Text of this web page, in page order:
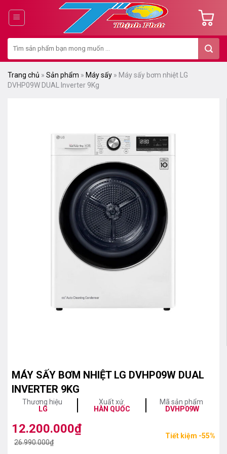
dung
kiếm:
Trang chủ » Sản phẩm » Máy sấy » Máy sấy bơm nhiệt LG
DVHP09W DUAL Inverter 9Kg
MÁY SẤY BƠM NHIỆT LG DVHP09W DUAL
INVERTER 9KG
Thương hiệu
LG
Xuất xứ
HÀN QUỐC
Mã sản phẩm
DVHP09W
26.990.000₫
Giá
gốc
12.200.000₫
Giá
hiện
Tiết kiệm -55%